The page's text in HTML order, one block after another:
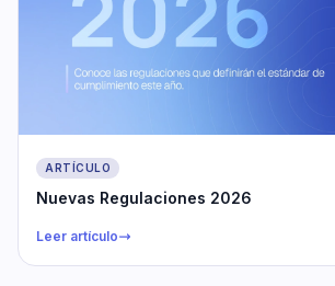
ARTÍCULO
Nuevas Regulaciones 2026
Leer artículo